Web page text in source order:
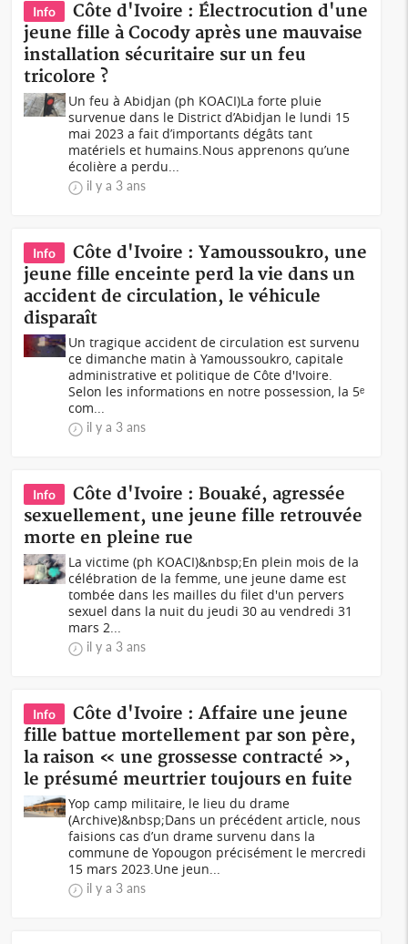
Info
Côte d'Ivoire : Électrocution d'une
jeune fille à Cocody après une mauvaise
installation sécuritaire sur un feu
tricolore ?
Un feu à Abidjan (ph KOACI)La forte pluie
survenue dans le District d’Abidjan le lundi 15
mai 2023 a fait d’importants dégâts tant
matériels et humains.Nous apprenons qu’une
écolière a perdu...
il y a 3 ans
Info
Côte d'Ivoire : Yamoussoukro, une
jeune fille enceinte perd la vie dans un
accident de circulation, le véhicule
disparaît
Un tragique accident de circulation est survenu
ce dimanche matin à Yamoussoukro, capitale
administrative et politique de Côte d'Ivoire.
Selon les informations en notre possession, la 5ᵉ
com...
il y a 3 ans
Info
Côte d'Ivoire : Bouaké, agressée
sexuellement, une jeune fille retrouvée
morte en pleine rue
La victime (ph KOACI)&nbsp;En plein mois de la
célébration de la femme, une jeune dame est
tombée dans les mailles du filet d'un pervers
sexuel dans la nuit du jeudi 30 au vendredi 31
mars 2...
il y a 3 ans
Info
Côte d'Ivoire : Affaire une jeune
fille battue mortellement par son père,
la raison « une grossesse contracté »,
le présumé meurtrier toujours en fuite
Yop camp militaire, le lieu du drame
(Archive)&nbsp; Dans un précédent article, nous
faisions cas d’un drame survenu dans la
commune de Yopougon précisément le mercredi
15 mars 2023.Une jeun...
il y a 3 ans